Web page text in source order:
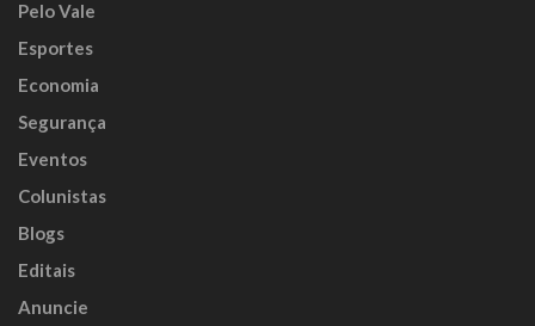
Pelo Vale
Esportes
Economia
Segurança
Eventos
Colunistas
Blogs
Editais
Anuncie